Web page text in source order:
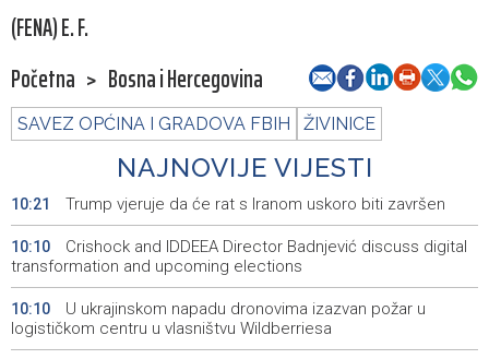
(FENA) E. F.
Početna > Bosna i Hercegovina
SAVEZ OPĆINA I GRADOVA FBIH ŽIVINICE
NAJNOVIJE VIJESTI
10:21 Trump vjeruje da će rat s Iranom uskoro biti završen
10:10
Crishock and IDDEEA Director Badnjević discuss digital
transformation and upcoming elections
10:10
U ukrajinskom napadu dronovima izazvan požar u
logističkom centru u vlasništvu Wildberriesa